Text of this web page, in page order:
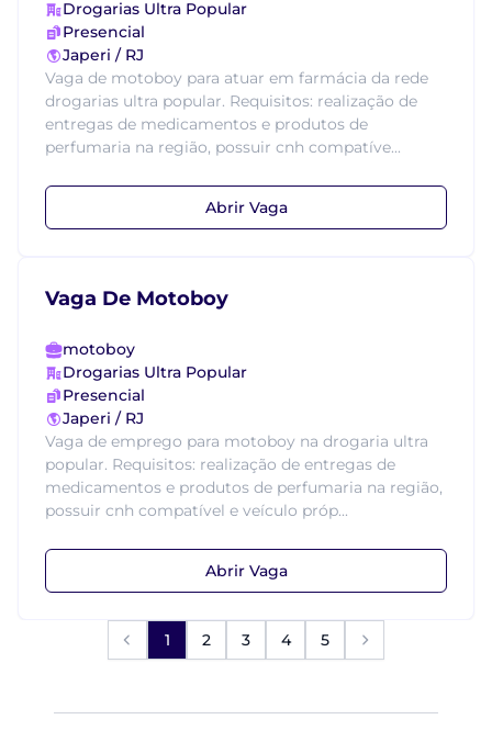
Drogarias Ultra Popular
Presencial
Japeri / RJ
Vaga de motoboy para atuar em farmácia da rede
drogarias ultra popular. Requisitos: realização de
entregas de medicamentos e produtos de
perfumaria na região, possuir cnh compatíve...
Abrir Vaga
Vaga De Motoboy
motoboy
Drogarias Ultra Popular
Presencial
Japeri / RJ
Vaga de emprego para motoboy na drogaria ultra
popular. Requisitos: realização de entregas de
medicamentos e produtos de perfumaria na região,
possuir cnh compatível e veículo próp...
Abrir Vaga
1 2 3 4 5